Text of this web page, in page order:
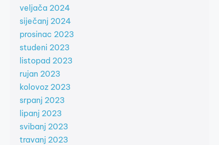
veljača 2024
siječanj 2024
prosinac 2023
studeni 2023
listopad 2023
rujan 2023
kolovoz 2023
srpanj 2023
lipanj 2023
svibanj 2023
travanj 2023